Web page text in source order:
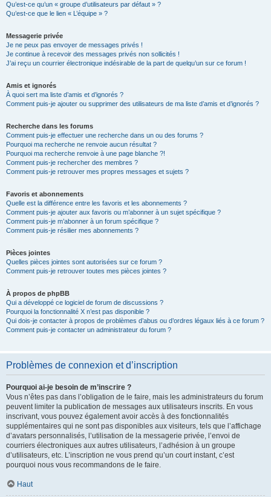
Qu’est-ce qu’un « groupe d’utilisateurs par défaut » ?
Qu’est-ce que le lien « L’équipe » ?
Messagerie privée
Je ne peux pas envoyer de messages privés !
Je continue à recevoir des messages privés non sollicités !
J’ai reçu un courrier électronique indésirable de la part de quelqu’un sur ce forum !
Amis et ignorés
À quoi sert ma liste d’amis et d’ignorés ?
Comment puis-je ajouter ou supprimer des utilisateurs de ma liste d’amis et d’ignorés ?
Recherche dans les forums
Comment puis-je effectuer une recherche dans un ou des forums ?
Pourquoi ma recherche ne renvoie aucun résultat ?
Pourquoi ma recherche renvoie à une page blanche ?!
Comment puis-je rechercher des membres ?
Comment puis-je retrouver mes propres messages et sujets ?
Favoris et abonnements
Quelle est la différence entre les favoris et les abonnements ?
Comment puis-je ajouter aux favoris ou m’abonner à un sujet spécifique ?
Comment puis-je m’abonner à un forum spécifique ?
Comment puis-je résilier mes abonnements ?
Pièces jointes
Quelles pièces jointes sont autorisées sur ce forum ?
Comment puis-je retrouver toutes mes pièces jointes ?
À propos de phpBB
Qui a développé ce logiciel de forum de discussions ?
Pourquoi la fonctionnalité X n’est pas disponible ?
Qui dois-je contacter à propos de problèmes d’abus ou d’ordres légaux liés à ce forum ?
Comment puis-je contacter un administrateur du forum ?
Problèmes de connexion et d’inscription
Pourquoi ai-je besoin de m’inscrire ?
Vous n’êtes pas dans l’obligation de le faire, mais les administrateurs du forum
peuvent limiter la publication de messages aux utilisateurs inscrits. En vous
inscrivant, vous pouvez également avoir accès à des fonctionnalités
supplémentaires qui ne sont pas disponibles aux visiteurs, tels que l’affichage
d’avatars personnalisés, l’utilisation de la messagerie privée, l’envoi de
courriers électroniques aux autres utilisateurs, l’adhésion à un groupe
d’utilisateurs, etc. L’inscription ne vous prend qu’un court instant, c’est
pourquoi nous vous recommandons de le faire.
Haut